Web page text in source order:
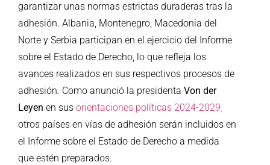
garantizar unas normas estrictas duraderas tras la
adhesión. Albania, Montenegro, Macedonia del
Norte y Serbia participan en el ejercicio del Informe
sobre el Estado de Derecho, lo que refleja los
avances realizados en sus respectivos procesos de
adhesión. Como anunció la presidenta Von der
Leyen en sus orientaciones políticas 2024-2029,
otros países en vías de adhesión serán incluidos en
el Informe sobre el Estado de Derecho a medida
que estén preparados.